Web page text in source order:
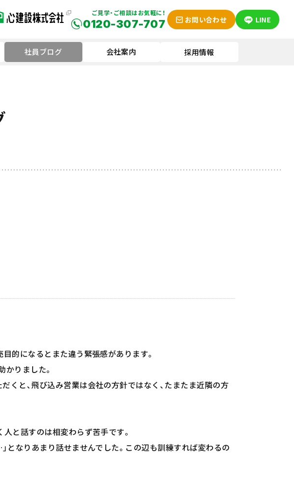
ご見学・ご相談はお気軽に！
0120-307-707 お問い合わせ LINE
社員ブログ 会社案内 採用情報
的になるとまた違う緊張感があります。
りました。
と、飛び込み営業は会社の方針ではなく、たまたま近隣の方
と話すのは相変わらず苦手です。
となりあまり話せませんでした。この辺も訓練すれば変わるの